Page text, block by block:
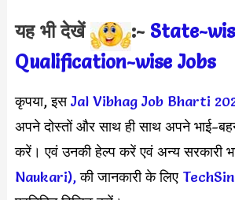
यह भी देखें :- State-
Qualification-wise Jobs
कृपया, इसJal Vibhag Job Bharti
अपने दोस्तों और साथ ही साथ अपने भाई-
करें। एवं उनकी हेल्प करें एवं अन्य सरकारी
Naukari),की जानकारी के लिए